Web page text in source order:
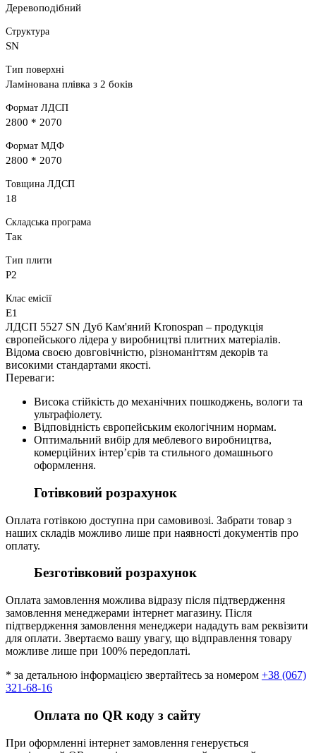
Деревоподібний
Структура
SN
Тип поверхні
Ламінована плівка з 2 боків
Формат ЛДСП
2800 * 2070
Формат МДФ
2800 * 2070
Товщина ЛДСП
18
Складська програма
Так
Тип плити
P2
Клас емісії
E1
ЛДСП 5527 SN Дуб Кам'яний Kronospan – продукція
європейського лідера у виробництві плитних матеріалів.
Відома своєю довговічністю, різноманіттям декорів та
високими стандартами якості.
Переваги:
Висока стійкість до механічних пошкоджень, вологи та
ультрафіолету.
Відповідність європейським екологічним нормам.
Оптимальний вибір для меблевого виробництва,
комерційних інтер’єрів та стильного домашнього
оформлення.
Готівковий розрахунок
Оплата готівкою доступна при самовивозі. Забрати товар з
наших складів можливо лише при наявності документів про
оплату.
Безготівковий розрахунок
Оплата замовлення можлива відразу після підтвердження
замовлення менеджерами інтернет магазину. Після
підтвердження замовлення менеджери нададуть вам реквізити
для оплати. Звертаємо вашу увагу, що відправлення товару
можливе лише при 100% передоплаті.
* за детальною інформацією звертайтесь за номером +38 (067)
321-68-16
Оплата по QR коду з сайту
При оформленні інтернет замовлення генерується